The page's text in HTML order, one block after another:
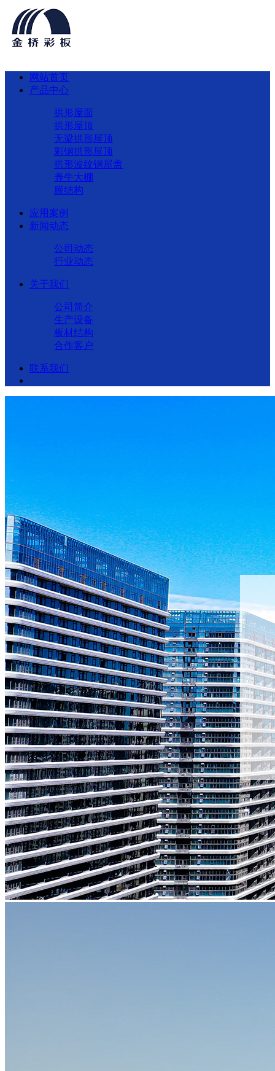
网站首页
产品中心
拱形屋面
拱形屋顶
无梁拱形屋顶
彩钢拱形屋顶
拱形波纹钢屋盖
养牛大棚
膜结构
应用案例
新闻动态
公司动态
行业动态
关于我们
公司简介
生产设备
板材结构
合作客户
联系我们